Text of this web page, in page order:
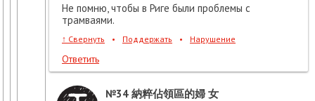
Не помню, чтобы в Риге были проблемы с
трамваями.
↑ Свернуть • Поддержать • Нарушение
Ответить
№34 納粹佔領區的婦 女